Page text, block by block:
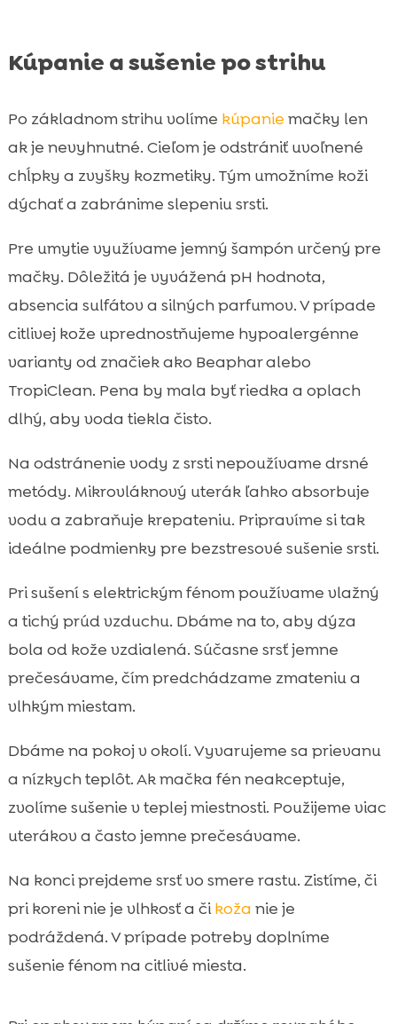
Kúpanie a sušenie po strihu
Po základnom strihu volíme kúpanie mačky len
ak je nevyhnutné. Cieľom je odstrániť uvoľnené
chĺpky a zvyšky kozmetiky. Tým umožníme koži
dýchať a zabránime slepeniu srsti.
Pre umytie využívame jemný šampón určený pre
mačky. Dôležitá je vyvážená pH hodnota,
absencia sulfátov a silných parfumov. V prípade
citlivej kože uprednostňujeme hypoalergénne
varianty od značiek ako Beaphar alebo
TropiClean. Pena by mala byť riedka a oplach
dlhý, aby voda tiekla čisto.
Na odstránenie vody z srsti nepoužívame drsné
metódy. Mikrovláknový uterák ľahko absorbuje
vodu a zabraňuje krepateniu. Pripravíme si tak
ideálne podmienky pre bezstresové sušenie srsti.
Pri sušení s elektrickým fénom používame vlažný
a tichý prúd vzduchu. Dbáme na to, aby dýza
bola od kože vzdialená. Súčasne srsť jemne
prečesávame, čím predchádzame zmateniu a
vlhkým miestam.
Dbáme na pokoj v okolí. Vyvarujeme sa prievanu
a nízkych teplôt. Ak mačka fén neakceptuje,
zvolíme sušenie v teplej miestnosti. Použijeme viac
uterákov a často jemne prečesávame.
Na konci prejdeme srsť vo smere rastu. Zistíme, či
pri koreni nie je vlhkosť a čikoža nie je
podráždená. V prípade potreby doplníme
sušenie fénom na citlivé miesta.